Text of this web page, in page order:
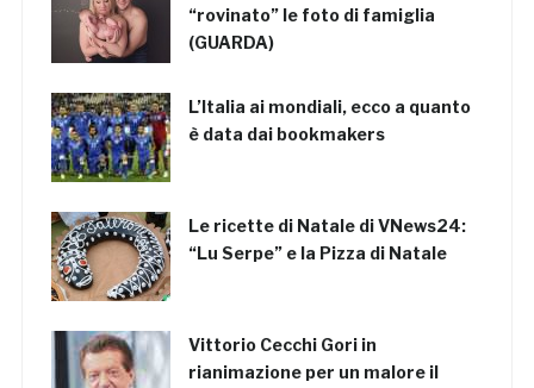
“rovinato” le foto di famiglia
(GUARDA)
L’Italia ai mondiali, ecco a quanto
è data dai bookmakers
Le ricette di Natale di VNews24:
“Lu Serpe” e la Pizza di Natale
Vittorio Cecchi Gori in
rianimazione per un malore il